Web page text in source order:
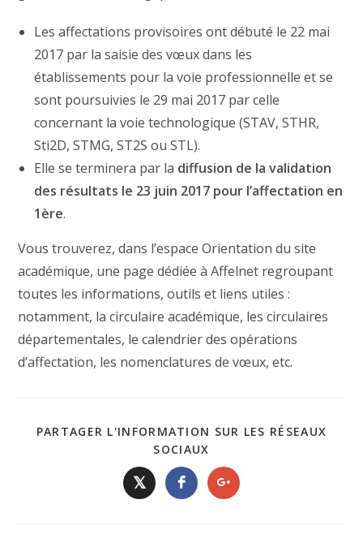
Les affectations provisoires ont débuté le 22 mai
2017 par la saisie des vœux dans les
établissements pour la voie professionnelle et se
sont poursuivies le 29 mai 2017 par celle
concernant la voie technologique (STAV, STHR,
Sti2D, STMG, ST2S ou STL).
Elle se terminera par la diffusion de la validation
des résultats le 23 juin 2017 pour l’affectation en
1ère.
Vous trouverez, dans l’espace Orientation du site
académique, une page dédiée à Affelnet regroupant
toutes les informations, outils et liens utiles :
notamment, la circulaire académique, les circulaires
départementales, le calendrier des opérations
d’affectation, les nomenclatures de vœux, etc.
PARTAGER L'INFORMATION SUR LES RÉSEAUX
SOCIAUX
𝕏